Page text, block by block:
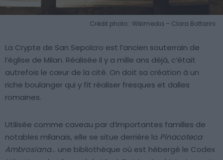
Crédit photo : Wikimedia – Clara Bottarini
La Crypte de San Sepolcro est l’ancien souterrain de
l’église de Milan. Réalisée il y a mille ans déjà, c’était
autrefois le cœur de la cité. On doit sa création à un
riche boulanger qui y fit réaliser fresques et dalles
romaines.
Utilisée comme caveau par d’importantes familles de
notables milanais, elle se situe derrière la Pinacoteca
Ambrosiana… une bibliothèque où est hébergé le Codex